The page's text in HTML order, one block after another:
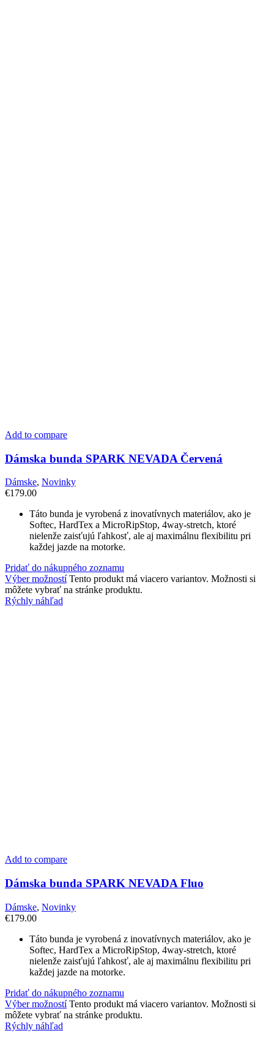
Add to compare
Dámska bunda SPARK NEVADA Červená
Dámske, Novinky
€179.00
Táto bunda je vyrobená z inovatívnych materiálov, ako je
Softec, HardTex a MicroRipStop, 4way-stretch, ktoré
nielenže zaisťujú ľahkosť, ale aj maximálnu flexibilitu pri
každej jazde na motorke.
Pridať do nákupného zoznamu
Výber možností Tento produkt má viacero variantov. Možnosti si
môžete vybrať na stránke produktu.
Rýchly náhľad
Add to compare
Dámska bunda SPARK NEVADA Fluo
Dámske, Novinky
€179.00
Táto bunda je vyrobená z inovatívnych materiálov, ako je
Softec, HardTex a MicroRipStop, 4way-stretch, ktoré
nielenže zaisťujú ľahkosť, ale aj maximálnu flexibilitu pri
každej jazde na motorke.
Pridať do nákupného zoznamu
Výber možností Tento produkt má viacero variantov. Možnosti si
môžete vybrať na stránke produktu.
Rýchly náhľad